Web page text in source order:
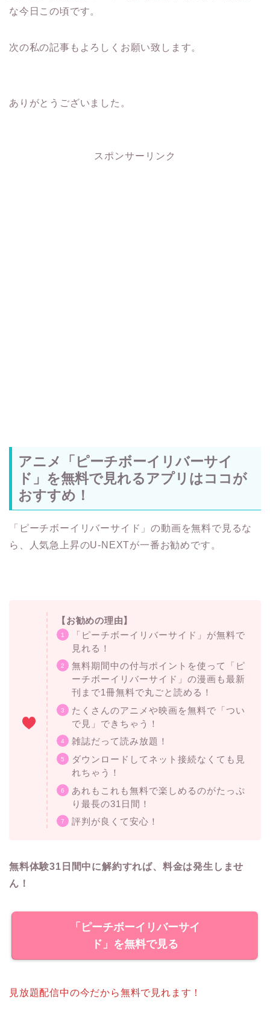
な今日この頃です。
次の私の記事もよろしくお願い致します。
ありがとうございました。
スポンサーリンク
アニメ「ピーチボーイリバーサイ
ド」を無料で見れるアプリはココが
おすすめ！
「ピーチボーイリバーサイド」の動画を無料で見るな
ら、人気急上昇のU-NEXTが一番お勧めです。
【お勧めの理由】
「ピーチボーイリバーサイド」が無料で
見れる！
無料期間中の付与ポイントを使って「ピ
ーチボーイリバーサイド」の漫画も最新
刊まで1冊無料で丸ごと読める！
たくさんのアニメや映画を無料で「つい
で見」できちゃう！
雑誌だって読み放題！
ダウンロードしてネット接続なくても見
れちゃう！
あれもこれも無料で楽しめるのがたっぷ
り最長の31日間！
評判が良くて安心！
無料体験31日間中に解約すれば、料金は発生しませ
ん！
「ピーチボーイリバーサイ
ド」を無料で見る
見放題配信中の今だから無料で見れます！